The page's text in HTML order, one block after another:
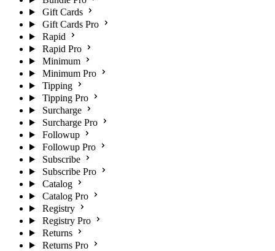
Gift Cards
Gift Cards Pro
Rapid
Rapid Pro
Minimum
Minimum Pro
Tipping
Tipping Pro
Surcharge
Surcharge Pro
Followup
Followup Pro
Subscribe
Subscribe Pro
Catalog
Catalog Pro
Registry
Registry Pro
Returns
Returns Pro